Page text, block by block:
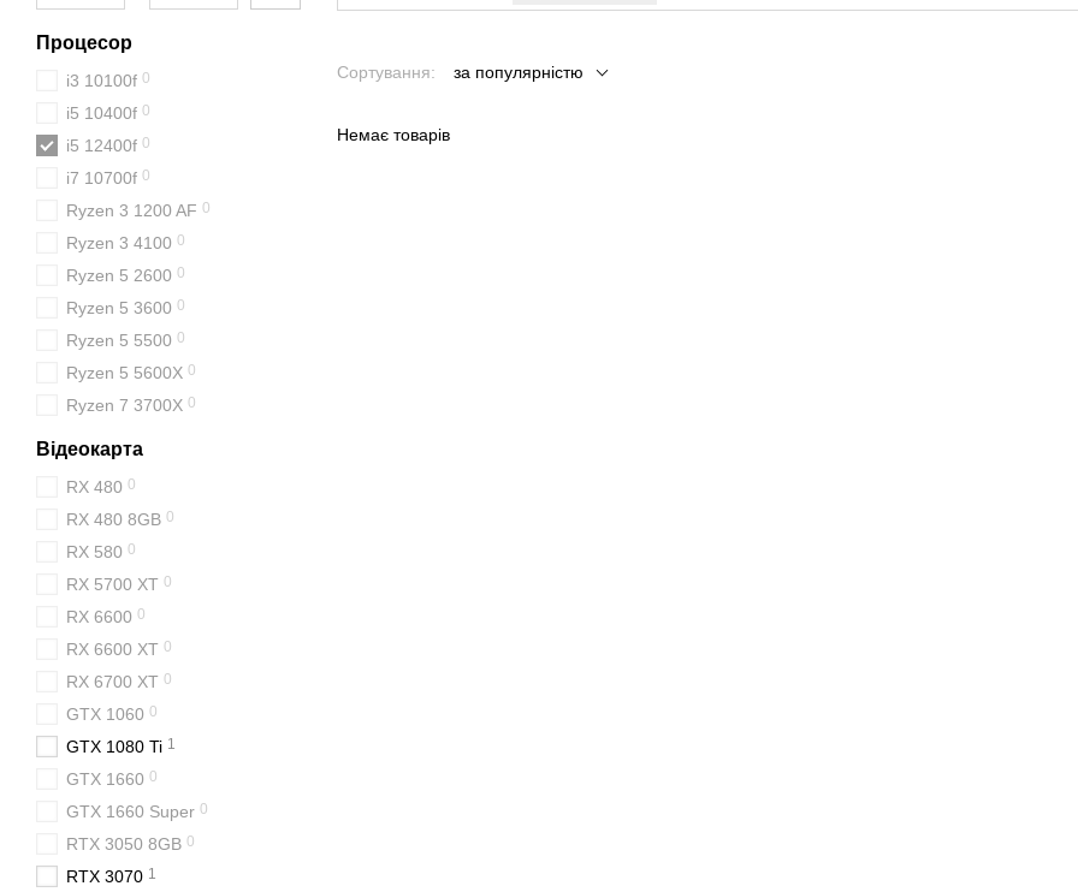
Сортування: за популярністю
Немає товарів
Процесор
i3 10100f 0
i5 10400f 0
i5 12400f 0
i7 10700f 0
Ryzen 3 1200 AF 0
Ryzen 3 4100 0
Ryzen 5 2600 0
Ryzen 5 3600 0
Ryzen 5 5500 0
Ryzen 5 5600X 0
Ryzen 7 3700X 0
Відеокарта
RX 480 0
RX 480 8GB 0
RX 580 0
RX 5700 XT 0
RX 6600 0
RX 6600 XT 0
RX 6700 XT 0
GTX 1060 0
GTX 1080 Ti 1
GTX 1660 0
GTX 1660 Super 0
RTX 3050 8GB 0
RTX 3070 1